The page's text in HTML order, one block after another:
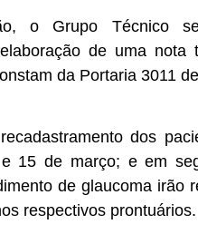
o Grupo Técnico
de uma nota
da Portaria 3011
dos
15 de março; e em
de glaucoma irão
respectivos prontuários.